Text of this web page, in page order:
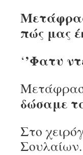
πώς μας
‘’Φατυ
δώσαμε
Στο
Σουλαίων.